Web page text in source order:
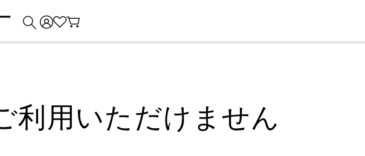
利用いただけません